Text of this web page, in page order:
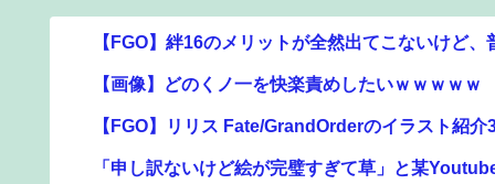
【FGO】絆16のメリットが全然出てこないけど
【画像】どのくノ一を快楽責めしたいｗｗｗｗｗ
【FGO】リリス Fate/GrandOrderのイラスト紹介
「申し訳ないけど絵が完璧すぎて草」と某